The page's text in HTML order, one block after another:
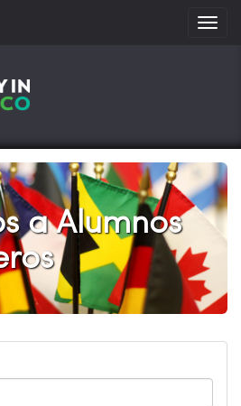
Toggle
a Alumnos